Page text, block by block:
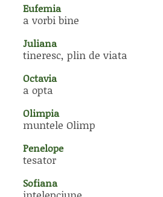
Eufemia
a vorbi bine
Juliana
tineresc, plin de viata
Octavia
a opta
Olimpia
muntele Olimp
Penelope
tesator
Sofiana